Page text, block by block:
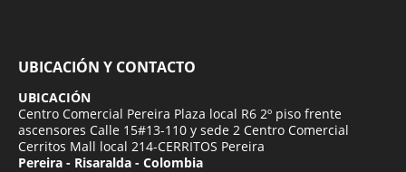
UBICACIÓN Y CONTACTO
UBICACIÓN
Centro Comercial Pereira Plaza local R6 2º piso frente
ascensores Calle 15#13-110 y sede 2 Centro Comercial
Cerritos Mall local 214-CERRITOS Pereira
Pereira - Risaralda - Colombia